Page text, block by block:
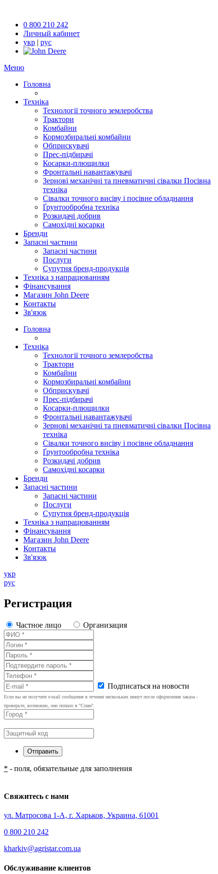
0 800 210 242
Личный кабинет
укр | рус
Меню
Головна
Техніка
Технології точного землеробства
Трактори
Комбайни
Кормозбиральні комбайни
Обприскувачі
Прес-підбирачі
Косарки-плющилки
Фронтальні навантажувачі
Зернові механічні та пневматичні сівалки Посівна
техніка
Сівалки точного висіву і посівне обладнання
Ґрунтообробна техніка
Розкидачі добрив
Самохідні косарки
Бренди
Запасні частини
Запасні частини
Послуги
Супутня бренд-продукція
Техніка з напрацюванням
Фінансування
Магазин John Deere
Контакты
Зв'язок
Головна
Техніка
Технології точного землеробства
Трактори
Комбайни
Кормозбиральні комбайни
Обприскувачі
Прес-підбирачі
Косарки-плющилки
Фронтальні навантажувачі
Зернові механічні та пневматичні сівалки Посівна
техніка
Сівалки точного висіву і посівне обладнання
Ґрунтообробна техніка
Розкидачі добрив
Самохідні косарки
Бренди
Запасні частини
Запасні частини
Послуги
Супутня бренд-продукція
Техніка з напрацюванням
Фінансування
Магазин John Deere
Контакты
Зв'язок
укр
рус
Регистрация
Частное лицо Организация
Подписаться на новости
Если вы не получите e-mail сообщение в течение нескольких минут после оформления заказа -
проверьте, возможно, оно попало в "Спам".
* - поля, обязательные для заполнения
Свяжитесь с нами
ул. Матросова 1-А, г. Харьков, Украина, 61001
0 800 210 242
kharkiv@agristar.com.ua
Обслуживание клиентов